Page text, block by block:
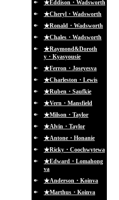
★Eddison・Wadsworth
★Cheryl・Wadsworth
★Ronald・Wadsworth
★Chales・Wadsworth
★Raymond&Doroth
y・Kyasyousie
★Ferron・Joseyesva
★Charleston・Lewis
★Ruben・Saufkie
★Vern・Mansfield
★Milson・Taylor
★Alvin・Taylor
★Antone・Honanie
★Ricky・Coochwytewa
★Edward・Lomahong
va
★Anderson・Koinva
★Marthus・Koinva